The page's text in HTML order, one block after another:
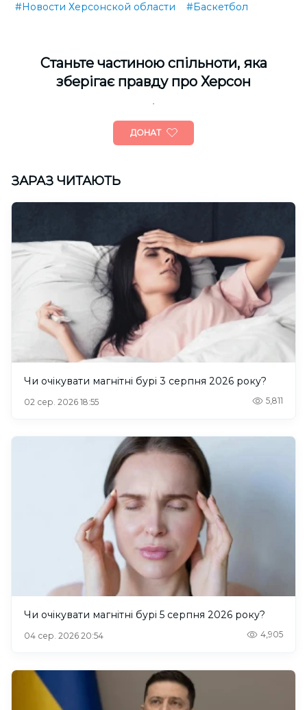
#Новости Херсонской области
#Баскетбол
Cтаньте частиною спільноти, яка
зберігає правду про Херсон
ДОНАТ
ЗАРАЗ ЧИТАЮТЬ
Чи очікувати магнітні бурі 3 серпня 2026 року?
02 сер. 2026 18:55 5,811
Чи очікувати магнітні бурі 5 серпня 2026 року?
04 сер. 2026 20:54 4,905